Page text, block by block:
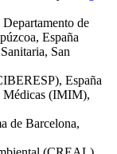
de
España
San
España
Médicas (IMIM),
de Barcelona,